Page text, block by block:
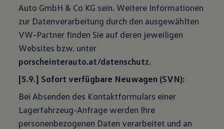
Auto GmbH & Co KG sein. Weitere Informationen
zur Datenverarbeitung durch den ausgewählten
VW-Partner finden Sie auf deren jeweiligen
Websites bzw. unter
porscheinterauto.at/datenschutz.
[5.9.] Sofort verfügbare Neuwagen (SVN):
Bei Absenden des Kontaktformulars einer
Lagerfahrzeug-Anfrage werden Ihre
personenbezogenen Daten verarbeitet und an